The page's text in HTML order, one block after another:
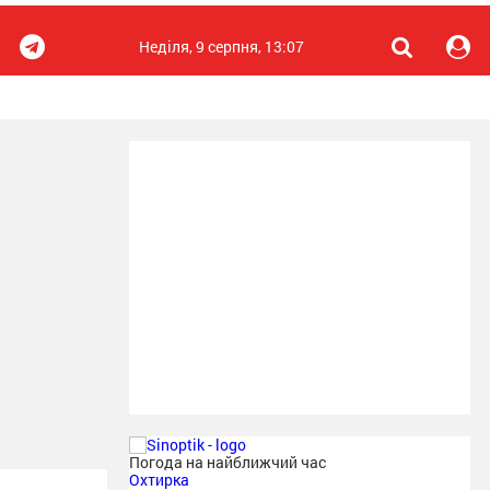
Неділя, 9 серпня, 13:07
Погода на найближчий час
Охтирка